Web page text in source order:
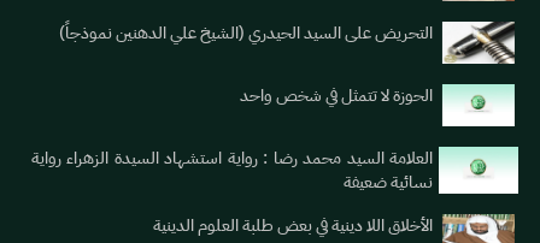
التحريض على السيد الحيدري (الشيخ علي الدهنين نموذجاً)
الحوزة لا تتمثل في شخص واحد
العلامة السيد محمد رضا : رواية استشهاد السيدة الزهراء رواية
نسائية ضعيفة
الأخلاق اللا دينية في بعض طلبة العلوم الدينية